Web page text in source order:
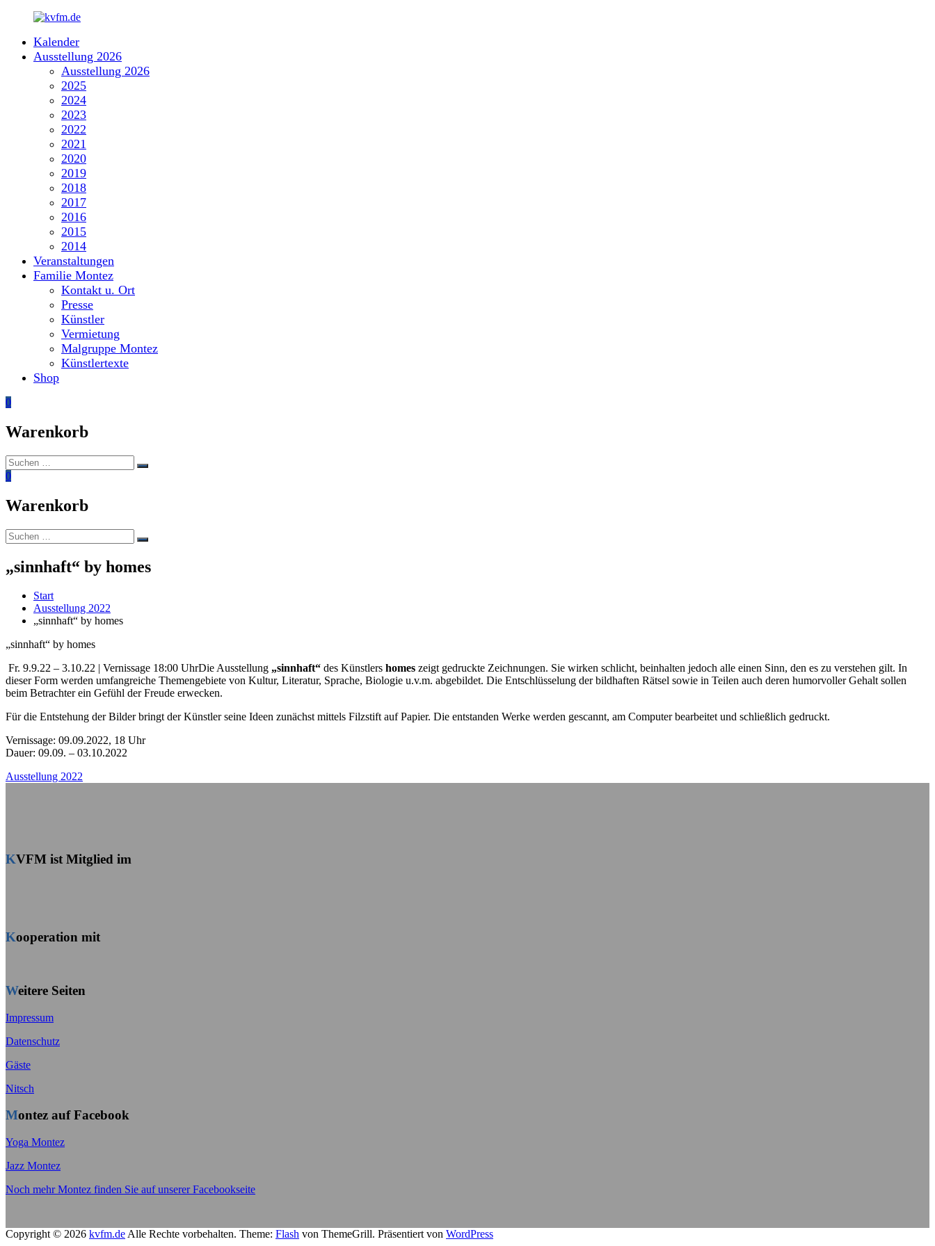
springen
kvfm.de
Kalender
Ausstellung 2026
Ausstellung 2026
2025
2024
2023
2022
2021
2020
2019
2018
2017
2016
2015
2014
Veranstaltungen
Familie Montez
Kontakt u. Ort
Presse
Künstler
Vermietung
Malgruppe Montez
Künstlertexte
Shop
0
Warenkorb
Suchen
nach:
Suchen
0
Warenkorb
Suchen
nach:
Suchen
„sinnhaft“ by homes
Start
Ausstellung 2022
„sinnhaft“ by homes
„sinnhaft“ by homes
Fr. 9.9.22 – 3.10.22 | Vernissage 18:00 UhrDie Ausstellung „sinnhaft“ des Künstlers homes zeigt gedruckte Zeichnungen. Sie wirken schlicht, beinhalten jedoch alle einen Sinn, den es zu verstehen gilt. In
dieser Form werden umfangreiche Themengebiete von Kultur, Literatur, Sprache, Biologie u.v.m. abgebildet. Die Entschlüsselung der bildhaften Rätsel sowie in Teilen auch deren humorvoller Gehalt sollen
beim Betrachter ein Gefühl der Freude erwecken.
Für die Entstehung der Bilder bringt der Künstler seine Ideen zunächst mittels Filzstift auf Papier. Die entstanden Werke werden gescannt, am Computer bearbeitet und schließlich gedruckt.
Vernissage: 09.09.2022, 18 Uhr
Dauer: 09.09. – 03.10.2022
Ausstellung 2022
KVFM ist Mitglied im
Kooperation mit
Weitere Seiten
Impressum
Datenschutz
Gäste
Nitsch
Montez auf Facebook
Yoga Montez
Jazz Montez
Noch mehr Montez finden Sie auf unserer Facebookseite
Copyright © 2026 kvfm.de Alle Rechte vorbehalten. Theme: Flash von ThemeGrill. Präsentiert von WordPress